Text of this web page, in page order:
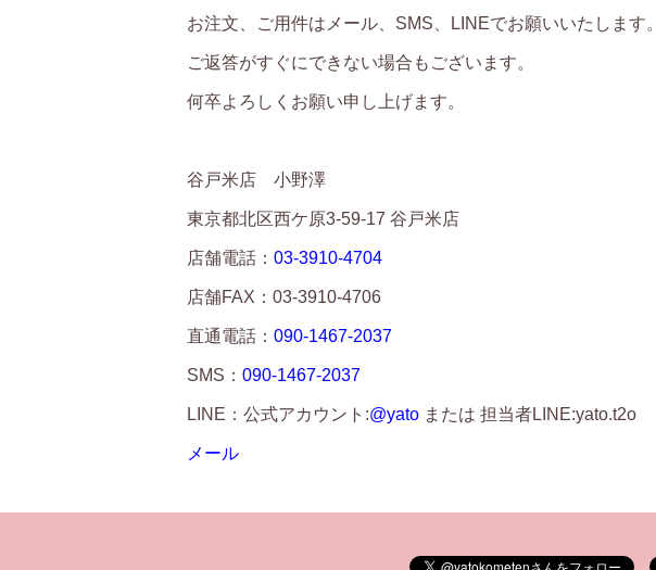
お注文、ご用件はメール、SMS、LINEでお願いいたします。
ご返答がすぐにできない場合もございます。
何卒よろしくお願い申し上げます。
谷戸米店 小野澤
東京都北区西ケ原3-59-17 谷戸米店
店舗電話： 03-3910-4704
店舗FAX：03-3910-4706
直通電話： 090-1467-2037
SMS： 090-1467-2037
LINE：公式アカウント:@yato または 担当者LINE:yato.t2o
メール